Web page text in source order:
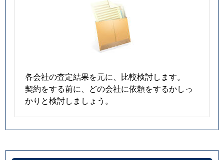
各会社の査定結果を元に、比較検討します。
契約をする前に、どの会社に依頼をするかしっ
かりと検討しましょう。